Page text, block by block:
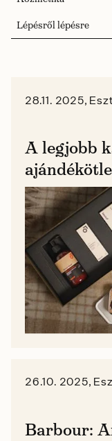
Lépésről lépésre
28.11. 2025,
A legjobb
26.10. 2025,
Barbour: